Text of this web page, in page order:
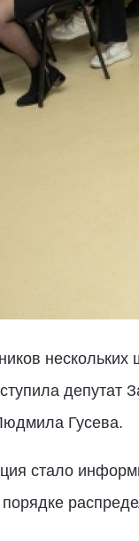
депутат
Гусева.
стало